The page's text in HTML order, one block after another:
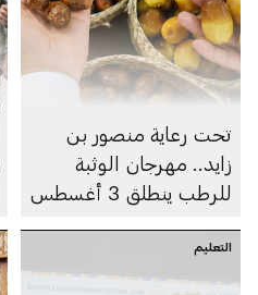
تحت رعاية منصور بن
زايد.. مهرجان الوثبة
للرطب ينطلق 3 أغسطس
التعليم